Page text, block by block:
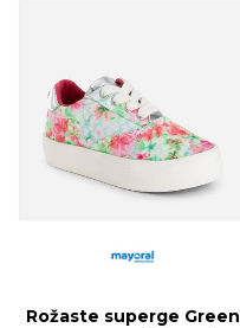
Rožaste superge Green